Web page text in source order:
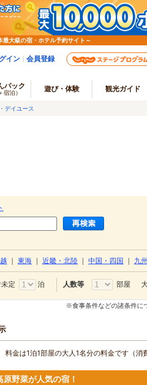
大級の宿・ホテル予約サイト～
イン 会員登録
パック
宿泊） 遊び・体験 観光ガイド
デイユース
東海 近畿・北陸 中国・四国 九
定 泊 人数等 部屋
※食事条件などの諸条件に
料金は1泊1部屋の大人1名分の料金です（消
野菜が人気の宿！